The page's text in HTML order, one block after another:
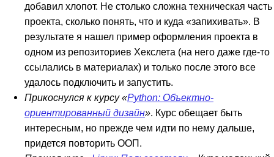
добавил хлопот. Не столько сложна техническая часть
проекта, сколько понять, что и куда «запихивать». В
результате я нашел пример оформления проекта в
одном из репозиториев Хекслета (на него даже где-то
ссылались в материалах) и только после этого все
удалось подключить и запустить.
Прикоснулся к курсу «Python: Объектно-
ориентированный дизайн». Курс обещает быть
интересным, но прежде чем идти по нему дальше,
придется повторить ООП.